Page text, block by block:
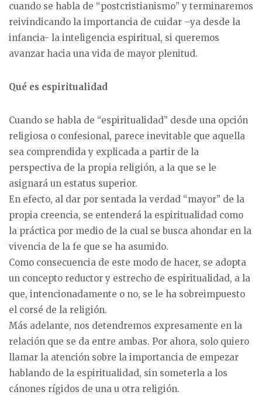
cuando se habla de “postcristianismo” y terminaremos
reivindicando la importancia de cuidar –ya desde la
infancia- la inteligencia espiritual, si queremos
avanzar hacia una vida de mayor plenitud.
Qué es espiritualidad
Cuando se habla de “espiritualidad” desde una opción
religiosa o confesional, parece inevitable que aquella
sea comprendida y explicada a partir de la
perspectiva de la propia religión, a la que se le
asignará un estatus superior.
En efecto, al dar por sentada la verdad “mayor” de la
propia creencia, se entenderá la espiritualidad como
la práctica por medio de la cual se busca ahondar en la
vivencia de la fe que se ha asumido.
Como consecuencia de este modo de hacer, se adopta
un concepto reductor y estrecho de espiritualidad, a la
que, intencionadamente o no, se le ha sobreimpuesto
el corsé de la religión.
Más adelante, nos detendremos expresamente en la
relación que se da entre ambas. Por ahora, solo quiero
llamar la atención sobre la importancia de empezar
hablando de la espiritualidad, sin someterla a los
cánones rígidos de una u otra religión.